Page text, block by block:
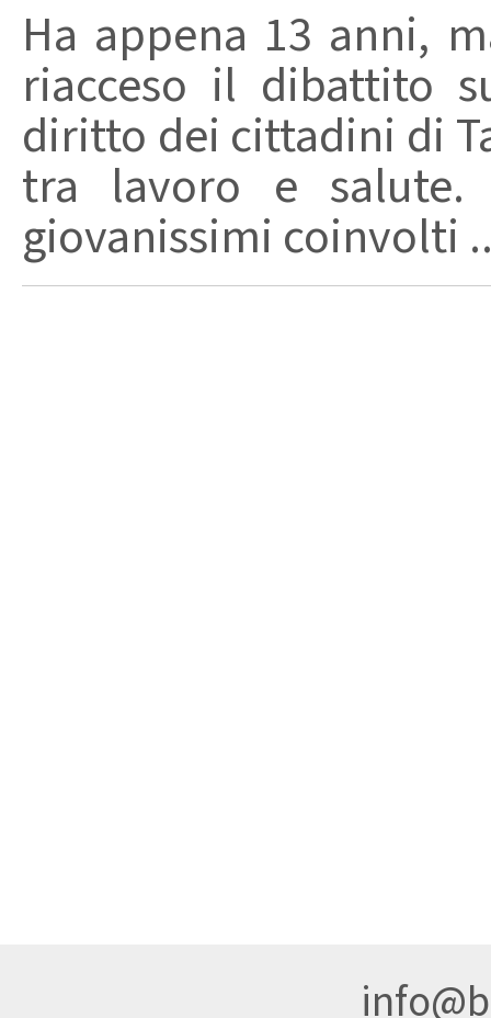
Ha appena 13 anni,
riacceso il dibattito
diritto dei cittadini di
tra lavoro e salute.
giovanissimi coinvolti